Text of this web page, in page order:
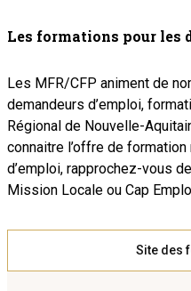
Les formations pour les
Les MFR/CFP animent de
demandeurs d’emploi,
Régional de Nouvelle-
connaitre l’offre de
d’emploi, rapprochez-vous
Mission Locale ou Cap
Site des